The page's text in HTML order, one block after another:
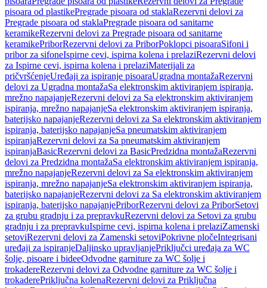
pisoara od plastikePregrade pisoara od staklaRezervni delovi za
Pregrade pisoara od staklaPregrade pisoara od sanitarne
keramikeRezervni delovi za Pregrade pisoara od sanitarne
keramikePriborRezervni delovi za PriborPoklopci pisoaraSifoni i
pribor za sifoneIspirne cevi, ispirna kolena i prelaziRezervni delovi
za Ispirne cevi, ispirna kolena i prelaziMaterijali za
pričvršćenjeUređaji za ispiranje pisoaraUgradna montažaRezervni
delovi za Ugradna montažaSa elektronskim aktiviranjem ispiranja,
mrežno napajanjeRezervni delovi za Sa elektronskim aktiviranjem
ispiranja, mrežno napajanjeSa elektronskim aktiviranjem ispiranja,
baterijsko napajanjeRezervni delovi za Sa elektronskim aktiviranjem
ispiranja, baterijsko napajanjeSa pneumatskim aktiviranjem
ispiranjaRezervni delovi za Sa pneumatskim aktiviranjem
ispiranjaBasicRezervni delovi za BasicPredzidna montažaRezervni
delovi za Predzidna montažaSa elektronskim aktiviranjem ispiranja,
mrežno napajanjeRezervni delovi za Sa elektronskim aktiviranjem
ispiranja, mrežno napajanjeSa elektronskim aktiviranjem ispiranja,
baterijsko napajanjeRezervni delovi za Sa elektronskim aktiviranjem
ispiranja, baterijsko napajanjePriborRezervni delovi za PriborSetovi
za grubu gradnju i za prepravkuRezervni delovi za Setovi za grubu
gradnju i za prepravkuIspirne cevi, ispirna kolena i prelaziZamenski
setoviRezervni delovi za Zamenski setoviPokrivne pločeIntegrisani
uređaji za ispiranjeDaljinsko upravljanjePriključci uređaja za WC
šolje, pisoare i bideeOdvodne garniture za WC šolje i
trokadereRezervni delovi za Odvodne garniture za WC šolje i
trokaderePriključna kolenaRezervni delovi za Priključna